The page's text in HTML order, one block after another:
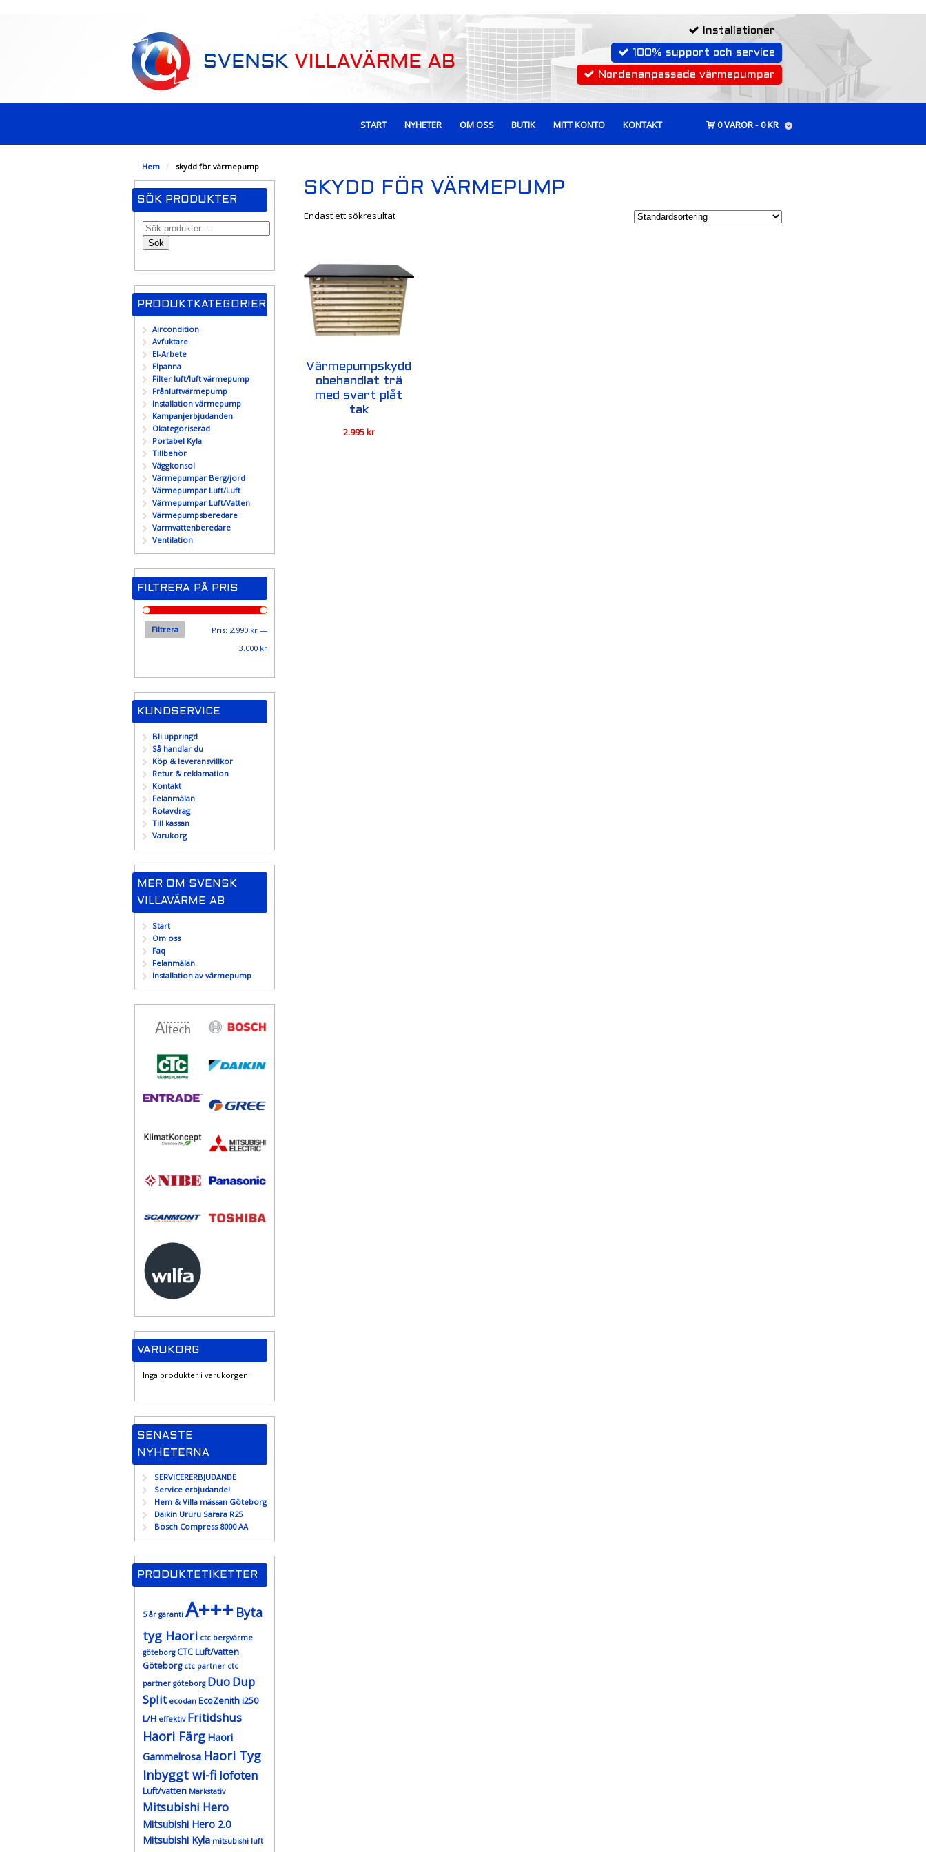
Installationer
100% support och service
Nordenanpassade värmepumpar
START NYHETER OM OSS BUTIK MITT KONTO KONTAKT 0 VAROR 0 KR
Hem / skydd för värmepump
SKYDD FÖR VÄRMEPUMP
Endast ett sökresultat
Värmepumpskydd
obehandlat trä
med svart plåt
tak
2.995kr
SÖK PRODUKTER
Sök
PRODUKTKATEGORIER
Aircondition
Avfuktare
El-Arbete
Elpanna
Filter luft/luft värmepump
Frånluftvärmepump
Installation värmepump
Kampanjerbjudanden
Okategoriserad
Portabel Kyla
Tillbehör
Väggkonsol
Värmepumpar Berg/jord
Värmepumpar Luft/Luft
Värmepumpar Luft/Vatten
Värmepumpsberedare
Varmvattenberedare
Ventilation
FILTRERA PÅ PRIS
Min
pris
Max
pris
Filtrera Pris: 2.990 kr—
3.000 kr
KUNDSERVICE
Bli uppringd
Så handlar du
Köp & leveransvillkor
Retur & reklamation
Kontakt
Felanmälan
Rotavdrag
Till kassan
Varukorg
MER OM SVENSK
VILLAVÄRME AB
Start
Om oss
Faq
Felanmälan
Installation av värmepump
VARUKORG
Inga produkter i varukorgen.
SENASTE
NYHETERNA
SERVICERERBJUDANDE
Service erbjudande!
Hem & Villa mässan Göteborg
Daikin Ururu Sarara R25
Bosch Compress 8000 AA
PRODUKTETIKETTER
5 år garanti A+++ Byta
tyg Haori ctc bergvärme
göteborg CTC Luft/vatten
Göteborg ctc partner ctc
partner göteborg DuoDup
Split ecodan EcoZenith i250
L/H effektiv Fritidshus
Haori Färg Haori
Gammelrosa Haori Tyg
Inbyggt wi-fi lofoten
Luft/vatten Markstativ
Mitsubishi Hero
Mitsubishi Hero 2.0
Mitsubishi Kyla mitsubishi luft